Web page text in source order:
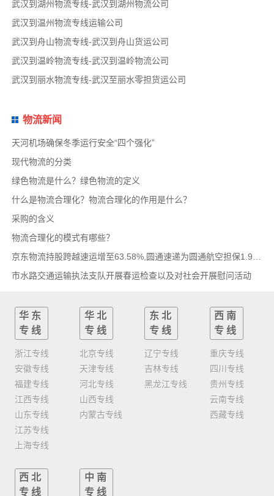
武汉到湖州物流专线-武汉到湖州物流公司
武汉到温州物流专线运输公司
武汉到舟山物流专线-武汉到舟山货运公司
武汉到温岭物流专线-武汉到温岭物流公司
武汉到丽水物流专线-武汉至丽水零担货运公司
物流新闻
天河机场确保冬季运行安全“四个强化”
现代物流的分类
绿色物流是什么？绿色物流的定义
什么是物流合理化？物流合理化的作用是什么？
采购的含义
物流合理化的模式有哪些？
市水路交通运输执法支队开展春运检查以及对社会开展慰问活动
华东
专线
浙江专线
安徽专线
福建专线
江西专线
山东专线
江苏专线
上海专线
华北
专线
北京专线
天津专线
河北专线
山西专线
内蒙古专线
东北
专线
辽宁专线
吉林专线
黑龙江专线
西南
专线
重庆专线
四川专线
贵州专线
云南专线
西藏专线
西北
专线
中南
专线